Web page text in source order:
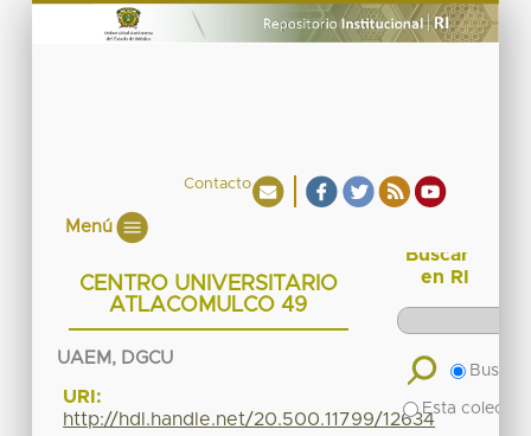
Contacto
Menú
CENTRO UNIVERSITARIO
ATLACOMULCO 49
UAEM, DGCU
URI:
http://hdl.handle.net/20.500.11799/12634
Buscar
en RI
Buscar
Esta